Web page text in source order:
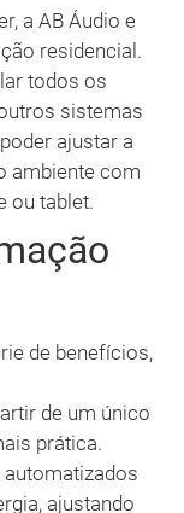
a AB Áudio e
residencial.
todos os
sistemas
ajustar a
ambiente com
ou tablet.
de benefícios,
de um único
prática.
ajustando